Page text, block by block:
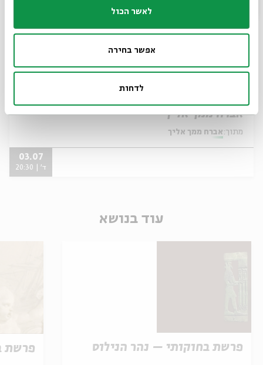
לאשר הכול
אפשר בחירה
לדחות
אברח ממך אליך
מתוך: אברח ממך אליך
03.07
ד' | 20:30
עוד בנושא
פרשת בחוקותי – נהר הנילוס פרשת